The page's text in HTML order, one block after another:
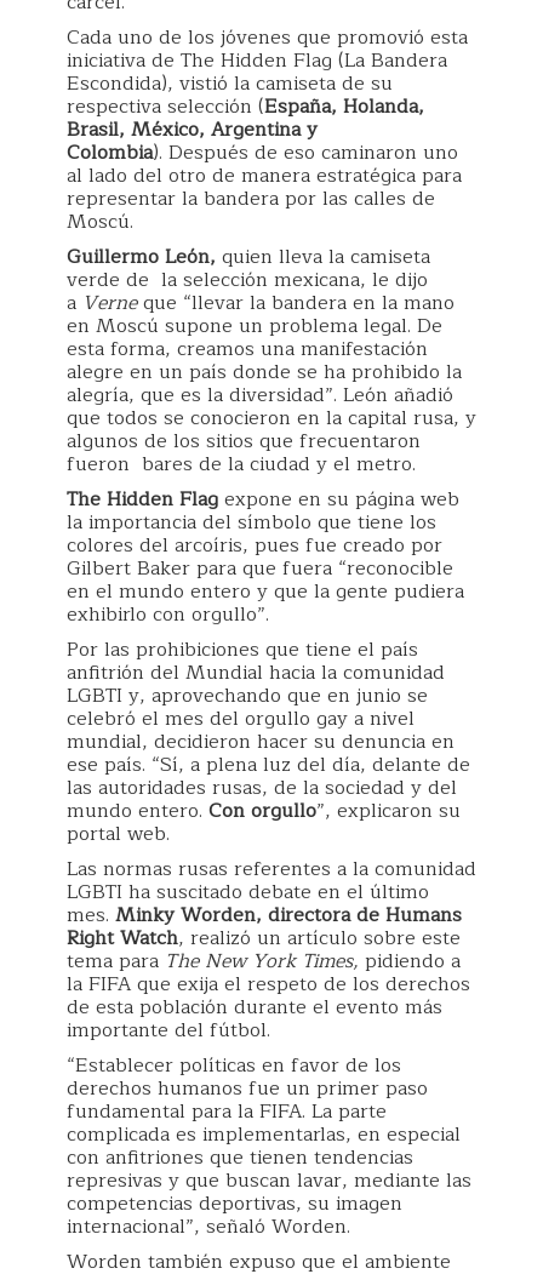
Cada uno de los jóvenes que promovió esta
iniciativa de The Hidden Flag (La Bandera
Escondida), vistió la camiseta de su
respectiva selección (España, Holanda,
Brasil, México, Argentina y
Colombia). Después de eso caminaron uno
al lado del otro de manera estratégica para
representar la bandera por las calles de
Moscú.
Guillermo León, quien lleva la camiseta
verde de la selección mexicana, le dijo
a Verneque “llevar la bandera en la mano
en Moscú supone un problema legal. De
esta forma, creamos una manifestación
alegre en un país donde se ha prohibido la
alegría, que es la diversidad”. León añadió
que todos se conocieron en la capital rusa, y
algunos de los sitios que frecuentaron
fueron bares de la ciudad y el metro.
The Hidden Flagexpone en su página web
la importancia del símbolo que tiene los
colores del arcoíris, pues fue creado por
Gilbert Baker para que fuera “reconocible
en el mundo entero y que la gente pudiera
exhibirlo con orgullo”.
Por las prohibiciones que tiene el país
anfitrión del Mundial hacia la comunidad
LGBTI y, aprovechando que en junio se
celebró el mes del orgullo gay a nivel
mundial, decidieron hacer su denuncia en
ese país. “Sí, a plena luz del día, delante de
las autoridades rusas, de la sociedad y del
mundo entero. Con orgullo”, explicaron su
portal web.
Las normas rusas referentes a la comunidad
LGBTI ha suscitado debate en el último
mes. Minky Worden, directora de Humans
Right Watch, realizó un artículo sobre este
tema para The New York Times, pidiendo a
la FIFA que exija el respeto de los derechos
de esta población durante el evento más
importante del fútbol.
“Establecer políticas en favor de los
derechos humanos fue un primer paso
fundamental para la FIFA. La parte
complicada es implementarlas, en especial
con anfitriones que tienen tendencias
represivas y que buscan lavar, mediante las
competencias deportivas, su imagen
internacional”, señaló Worden.
Worden también expuso que el ambiente